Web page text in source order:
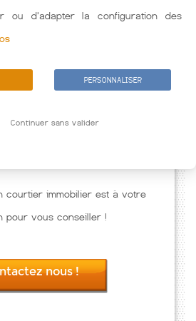
courtier immobilier est à votre
pour vous conseiller !
nous !
ou d'adapter la configuration des
PERSONNALISER
Continuer sans valider